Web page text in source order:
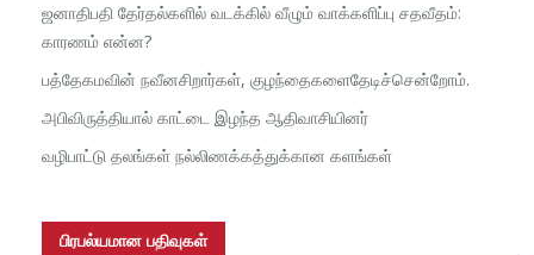
ஜனாதிபதி தேர்தல்களில் வடக்கில் வீழும் வாக்களிப்பு சதவீதம்:
காரணம் என்ன?
பத்தேகமவின் நவீனசிறார்கள், குழந்தைகளைதேடிச்சென்றோம்.
அபிவிருத்தியால் காட்டை இழந்த ஆதிவாசியினர்
வழிபாட்டு தலங்கள் நல்லிணக்கத்துக்கான களங்கள்
பிரபல்யமான பதிவுகள்